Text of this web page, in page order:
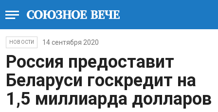
НОВОСТИ 14 сентября 2020
Россия предоставит
Беларуси госкредит на
1,5 миллиарда долларов